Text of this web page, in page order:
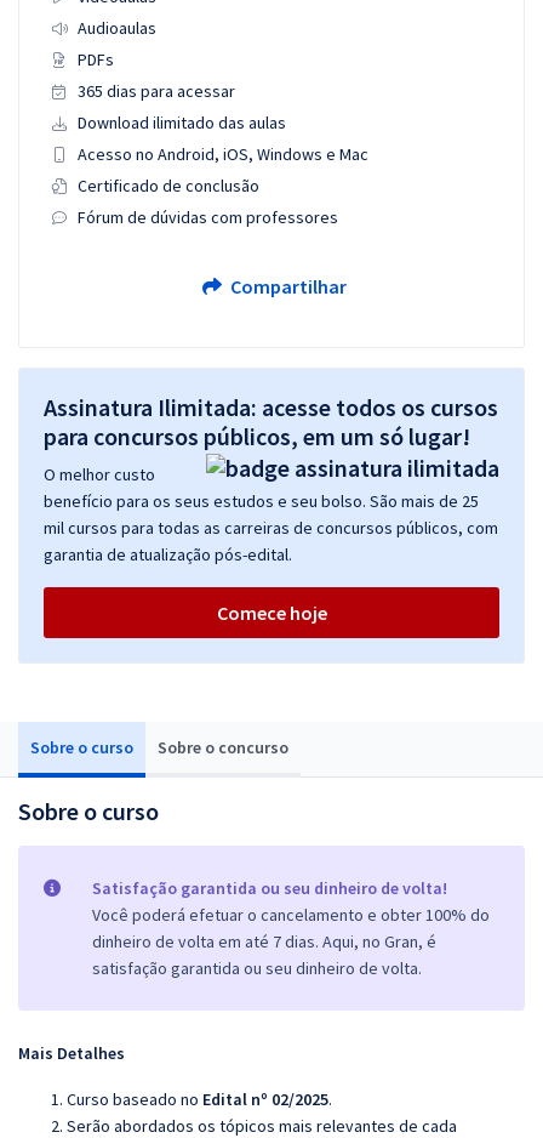
Sobre o curso Sobre o concurso
Sobre o curso
Satisfação garantida ou seu dinheiro de volta!
Você poderá efetuar o cancelamento e obter 100% do
dinheiro de volta em até 7 dias. Aqui, no Gran, é
satisfação garantida ou seu dinheiro de volta.
Mais Detalhes
Curso baseado no Edital nº 02/2025.
Serão abordados os tópicos mais relevantes de cada
Audioaulas
PDFs
365 dias para acessar
Download ilimitado das aulas
Acesso no Android, iOS, Windows e Mac
Certificado de conclusão
Fórum de dúvidas com professores
Compartilhar
Assinatura Ilimitada: acesse todos os cursos
para concursos públicos, em um só lugar!
O melhor custo
benefício para os seus estudos e seu bolso. São mais de 25
mil cursos para todas as carreiras de concursos públicos, com
garantia de atualização pós-edital.
Comece hoje